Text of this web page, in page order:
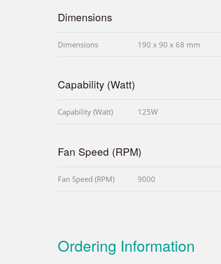
Dimensions
Dimensions 190 x 90 x 68 mm
Capability (Watt)
Capability (Watt) 125W
Fan Speed (RPM)
Fan Speed (RPM) 9000
Ordering Information